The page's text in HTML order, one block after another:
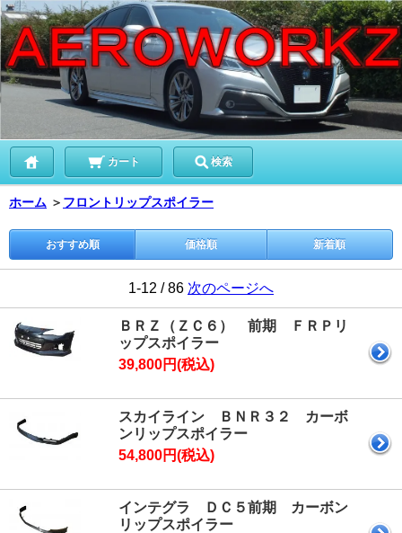
カート 検索
ホーム ＞ フロントリップスポイラー
おすすめ順 価格順 新着順
1-12 / 86 次のページへ
ＢＲＺ（ＺＣ６） 前期 ＦＲＰリ
ップスポイラー
39,800円(税込)
スカイライン ＢＮＲ３２ カーボ
ンリップスポイラー
54,800円(税込)
インテグラ ＤＣ５前期 カーボン
リップスポイラー